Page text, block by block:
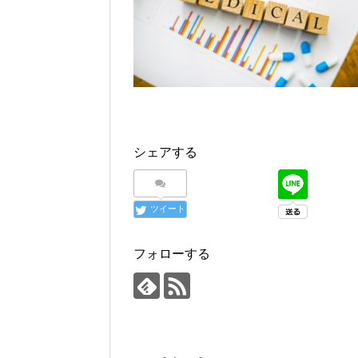
シェアする
ツイート
フォローする